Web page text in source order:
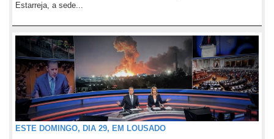
Estarreja, a sede...
ESTE DOMINGO, DIA 29, EM LOUSADO